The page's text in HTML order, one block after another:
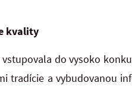
kvality
do vysoko
tradície a vybudovanou